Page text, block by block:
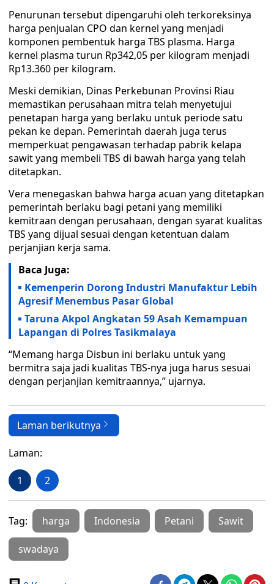
Penurunan tersebut dipengaruhi oleh terkoreksinya
harga penjualan CPO dan kernel yang menjadi
komponen pembentuk harga TBS plasma. Harga
kernel plasma turun Rp342,05 per kilogram menjadi
Rp13.360 per kilogram.
Meski demikian, Dinas Perkebunan Provinsi Riau
memastikan perusahaan mitra telah menyetujui
penetapan harga yang berlaku untuk periode satu
pekan ke depan. Pemerintah daerah juga terus
memperkuat pengawasan terhadap pabrik kelapa
sawit yang membeli TBS di bawah harga yang telah
ditetapkan.
Vera menegaskan bahwa harga acuan yang ditetapkan
pemerintah berlaku bagi petani yang memiliki
kemitraan dengan perusahaan, dengan syarat kualitas
TBS yang dijual sesuai dengan ketentuan dalam
perjanjian kerja sama.
Baca Juga:
Kemenperin Dorong Industri Manufaktur Lebih
Agresif Menembus Pasar Global
Taruna Akpol Angkatan 59 Asah Kemampuan
Lapangan di Polres Tasikmalaya
“Memang harga Disbun ini berlaku untuk yang
bermitra saja jadi kualitas TBS-nya juga harus sesuai
dengan perjanjian kemitraannya,” ujarnya.
Laman berikutnya
Laman:
1 2
Tag: harga Indonesia Petani Sawit
swadaya